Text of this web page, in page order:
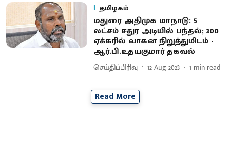
தமிழகம்
மதுரை அதிமுக மாநாடு: 5
லட்சம் சதுர அடியில் பந்தல்; 300
ஏக்கரில் வாகன நிறுத்துமிடம் -
ஆர்.பி.உதயகுமார் தகவல்
செய்திப்பிரிவு 12 Aug 2023 1 min read
Read More